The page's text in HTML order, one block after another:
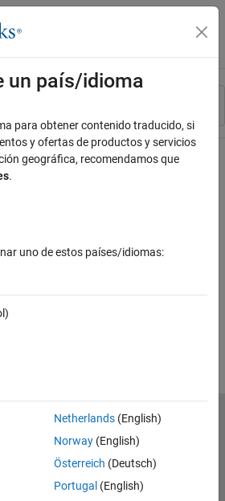
menú de navegación
un país/idioma
para obtener contenido traducido, si
y ofertas de productos y servicios
geográfica, recomendamos que
.
uno de estos países/idiomas:
Netherlands(English)
Norway(English)
Österreich (Deutsch)
Portugal (English)
Marcas comerciales
Antipiratería
Estado de las aplicaciones
Inc.